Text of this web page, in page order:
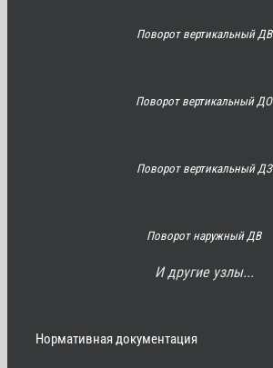
Поворот вертикальный ДВ
Поворот вертикальный ДО
Поворот вертикальный ДЗ
Поворот наружный ДВ
И другие узлы...
Нормативная документация